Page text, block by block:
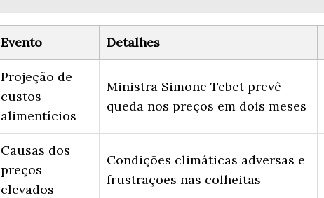
Evento Detalhes
Projeção de
custos
alimentícios
Ministra Simone Tebet prevê
queda nos preços em dois meses
Causas dos
preços
elevados
Condições climáticas adversas e
frustrações nas colheitas